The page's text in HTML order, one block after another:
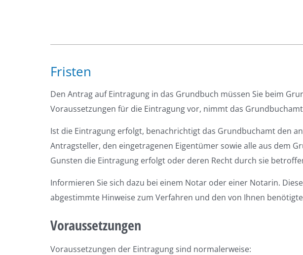
Fristen
Den Antrag auf Eintragung in das Grundbuch müssen Sie beim
Voraussetzungen für die Eintragung vor, nimmt das
Ist die Eintragung erfolgt, benachrichtigt das Grundbuchamt den
Antragsteller, den eingetragenen Eigentümer sowie alle aus dem
Gunsten die Eintragung erfolgt oder deren Recht durch sie
Informieren Sie sich dazu bei einem Notar oder einer Notarin.
abgestimmte Hinweise zum Verfahren und den von Ihnen
Voraussetzungen
Voraussetzungen der Eintragung sind normalerweise: